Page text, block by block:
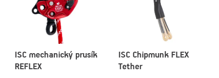
ISC mechanický prusík
REFLEX
ISC Chipmunk FLEX
Tether